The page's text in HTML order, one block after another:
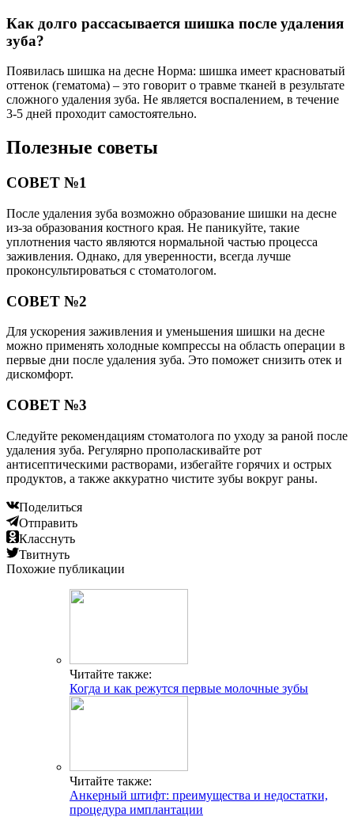
Как долго рассасывается шишка после удаления
зуба?
Появилась шишка на десне Норма: шишка имеет красноватый
оттенок (гематома) – это говорит о травме тканей в результате
сложного удаления зуба. Не является воспалением, в течение
3-5 дней проходит самостоятельно.
Полезные советы
СОВЕТ №1
После удаления зуба возможно образование шишки на десне
из-за образования костного края. Не паникуйте, такие
уплотнения часто являются нормальной частью процесса
заживления. Однако, для уверенности, всегда лучше
проконсультироваться с стоматологом.
СОВЕТ №2
Для ускорения заживления и уменьшения шишки на десне
можно применять холодные компрессы на область операции в
первые дни после удаления зуба. Это поможет снизить отек и
дискомфорт.
СОВЕТ №3
Следуйте рекомендациям стоматолога по уходу за раной после
удаления зуба. Регулярно прополаскивайте рот
антисептическими растворами, избегайте горячих и острых
продуктов, а также аккуратно чистите зубы вокруг раны.
Поделиться
Отправить
Класснуть
Твитнуть
Похожие публикации
Читайте также:
Когда и как режутся первые молочные зубы
Читайте также:
Анкерный штифт: преимущества и недостатки,
процедура имплантации